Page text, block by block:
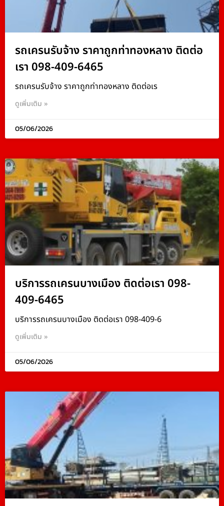
รถเครนรับจ้าง ราคาถูกท่าทองหลาง ติดต่อ
เรา 098-409-6465
รถเครนรับจ้าง ราคาถูกท่าทองหลาง ติดต่อเร
ดูเพิ่มเติม »
05/06/2026
บริการรถเครนบางเมือง ติดต่อเรา 098-
409-6465
บริการรถเครนบางเมือง ติดต่อเรา 098-409-6
ดูเพิ่มเติม »
05/06/2026